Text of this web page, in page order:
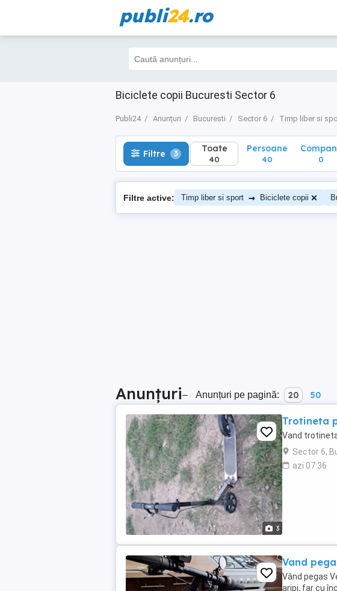
publi24.ro
Biciclete copii Bucuresti Sector 6
Publi24 Anunțuri Bucuresti Sector 6 Timp liber si
Filtre 3 Toate
40
Filtre 3 Toate
40
Persoane
40 0
Filtre active: Timp liber si sport → Biciclete copii
Anunțuri– Anunțuri pe pagină: 20 50
3
Trotineta
Vand
Sector 6,
azi 07:36
Vand
Vând pegas
aripi, far cu